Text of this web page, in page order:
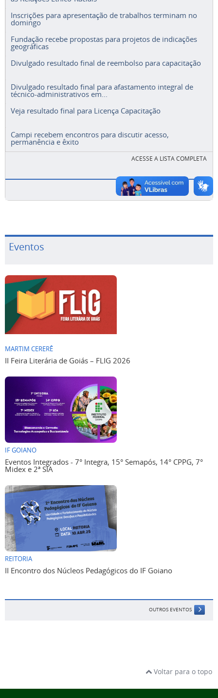
Inscrições para apresentação de trabalhos terminam no
domingo
Fundação recebe propostas para projetos de indicações
geográficas
Divulgado resultado final de reembolso para capacitação
Divulgado resultado final para afastamento integral de
técnico-administrativos em...
Veja resultado final para Licença Capacitação
Campi recebem encontros para discutir acesso,
permanência e êxito
ACESSE A LISTA COMPLETA
Eventos
MARTIM CERERÊ
II Feira Literária de Goiás – FLIG 2026
IF GOIANO
Eventos Integrados - 7° Integra, 15° Semapós, 14° CPPG, 7°
Midex e 2ª SIA
REITORIA
II Encontro dos Núcleos Pedagógicos do IF Goiano
OUTROS EVENTOS
Voltar para o topo